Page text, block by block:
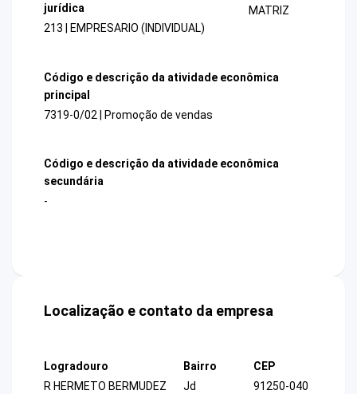
jurídica
213 | EMPRESARIO (INDIVIDUAL)
MATRIZ
Código e descrição da atividade econômica
principal
7319-0/02 | Promoção de vendas
Código e descrição da atividade econômica
secundária
-
Localização e contato da empresa
Logradouro
R HERMETO BERMUDEZ
Bairro
Jd
CEP
91250-040